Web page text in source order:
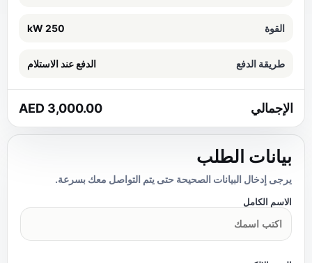
القوة 250 kW
طريقة الدفع الدفع عند الاستلام
الإجمالي 3,000.00 AED
بيانات الطلب
يرجى إدخال البيانات الصحيحة حتى يتم التواصل معك بسرعة.
الاسم الكامل